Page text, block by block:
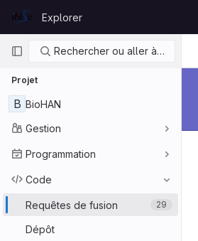
GitLab
Explorer
Navigation principale
Rechercher ou aller à…
Projet
B BioHAN
Gestion
Programmation
Code
Requêtes de fusion 29
Dépôt